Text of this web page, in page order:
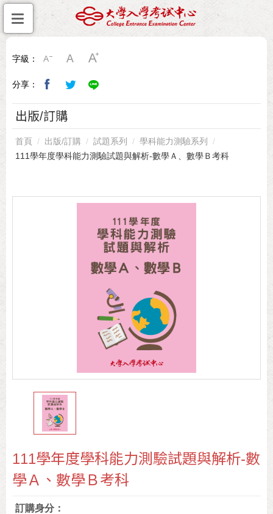
字級：
分享：
出版/訂購
首頁 出版/訂購 試題系列
學科能力測驗系列
111學年度學科能力測驗試題與解析-數學Ａ、數學Ｂ考科
111學年度學科能力測驗試題與解析-數
學Ａ、數學Ｂ考科
訂購身分